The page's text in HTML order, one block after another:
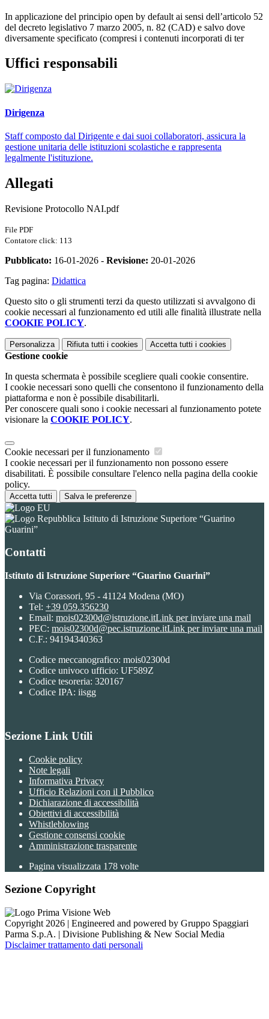
In applicazione del principio open by default ai sensi dell’articolo 52
del decreto legislativo 7 marzo 2005, n. 82 (CAD) e salvo dove
diversamente specificato (compresi i contenuti incorporati di ter
Uffici responsabili
Dirigenza
Staff composto dal Dirigente e dai suoi collaboratori, assicura la
gestione unitaria delle istituzioni scolastiche e rappresenta
legalmente l'istituzione.
Allegati
Revisione Protocollo NAI.pdf
File PDF
Contatore click: 113
Pubblicato: 16-01-2026 - Revisione: 20-01-2026
Tag pagina: Didattica
Questo sito o gli strumenti terzi da questo utilizzati si avvalgono di
cookie necessari al funzionamento ed utili alle finalità illustrate nella
COOKIE POLICY.
Personalizza Rifiuta tutti i cookies Accetta tutti i cookies
Gestione cookie
In questa schermata è possibile scegliere quali cookie consentire.
I cookie necessari sono quelli che consentono il funzionamento della
piattaforma e non è possibile disabilitarli.
Per conoscere quali sono i cookie necessari al funzionamento potete
visionare la COOKIE POLICY.
Cookie necessari per il funzionamento
I cookie necessari per il funzionamento non possono essere
disabilitati. È possibile consultare l'elenco nella pagina della cookie
policy.
Accetta tutti Salva le preferenze
Istituto di Istruzione Superiore “Guarino
Guarini”
Contatti
Istituto di Istruzione Superiore “Guarino Guarini”
Via Corassori, 95 - 41124 Modena (MO)
Tel: +39 059.356230
Email: mois02300d@istruzione.itLink per inviare una mail
PEC: mois02300d@pec.istruzione.itLink per inviare una mail
C.F.: 94194340363
Codice meccanografico: mois02300d
Codice univoco ufficio: UF589Z
Codice tesoreria: 320167
Codice IPA: iisgg
Sezione Link Utili
Cookie policy
Note legali
Informativa Privacy
Ufficio Relazioni con il Pubblico
Dichiarazione di accessibilità
Obiettivi di accessibilità
Whistleblowing
Gestione consensi cookie
Amministrazione trasparente
Pagina visualizzata 178 volte
Sezione Copyright
Copyright 2026 | Engineered and powered by Gruppo Spaggiari
Parma S.p.A. | Divisione Publishing & New Social Media
Disclaimer trattamento dati personali